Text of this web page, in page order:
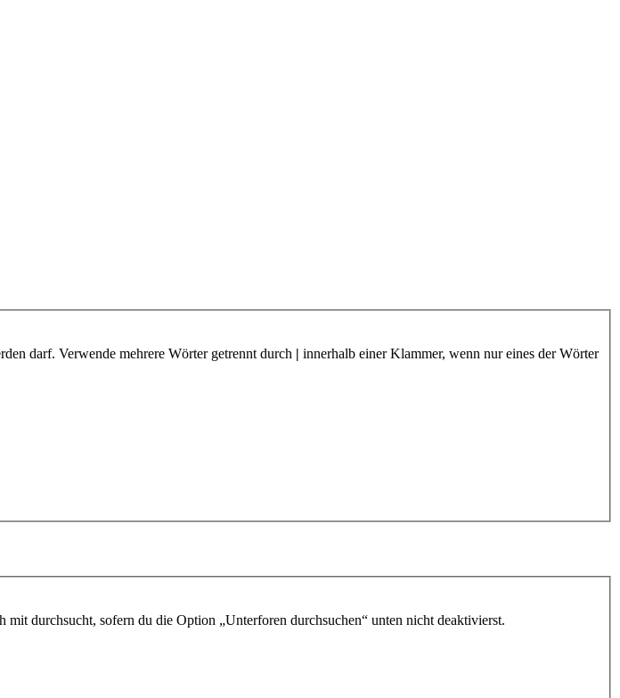
darf. Verwende mehrere Wörter getrennt durch | innerhalb einer Klammer, wenn nur eines der Wörter
durchsucht, sofern du die Option „Unterforen durchsuchen“ unten nicht deaktivierst.